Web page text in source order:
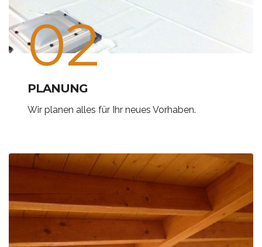
02
PLANUNG
Wir planen alles für Ihr neues Vorhaben.